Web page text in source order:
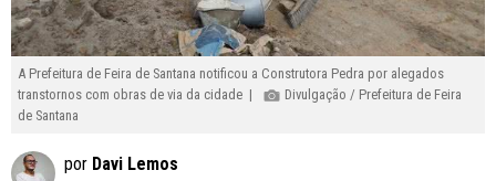
A Prefeitura de Feira de Santana notificou a Construtora Pedra por alegados
transtornos com obras de via da cidade |
Divulgação / Prefeitura de Feira
de Santana
por Davi Lemos